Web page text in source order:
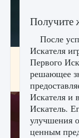
Как проверить
Hawk Ops
9 августа 2024
Получите
После
Искателя
Первого
решающее
Искателя и
Искатель.
улучшения
ценным